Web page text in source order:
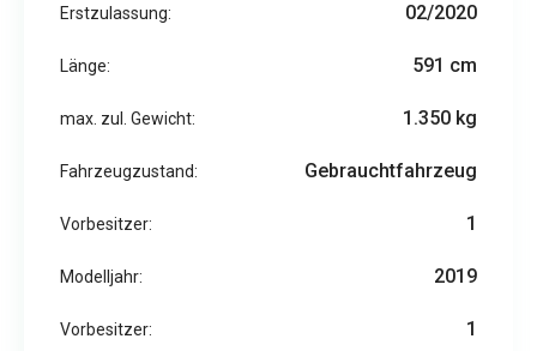
Erstzulassung: 02/2020
Länge: 591 cm
max. zul. Gewicht: 1.350 kg
Fahrzeugzustand: Gebrauchtfahrzeug
Vorbesitzer: 1
Modelljahr: 2019
Vorbesitzer: 1